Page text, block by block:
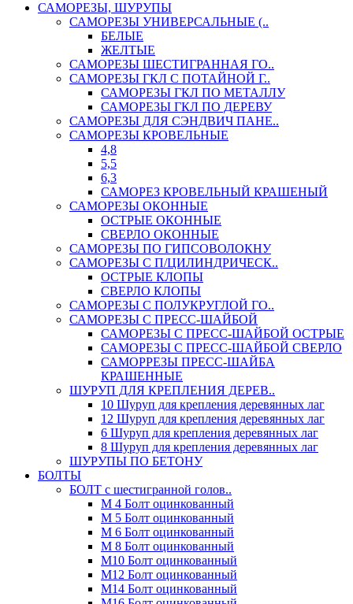
САМОРЕЗЫ, ШУРУПЫ
САМОРЕЗЫ УНИВЕРСАЛЬНЫЕ (..
БЕЛЫЕ
ЖЕЛТЫЕ
САМОРЕЗЫ ШЕСТИГРАННАЯ ГО..
САМОРЕЗЫ ГКЛ С ПОТАЙНОЙ Г..
САМОРЕЗЫ ГКЛ ПО МЕТАЛЛУ
САМОРЕЗЫ ГКЛ ПО ДЕРЕВУ
САМОРЕЗЫ ДЛЯ СЭНДВИЧ ПАНЕ..
САМОРЕЗЫ КРОВЕЛЬНЫЕ
4,8
5,5
6,3
САМОРЕЗ КРОВЕЛЬНЫЙ КРАШЕНЫЙ
САМОРЕЗЫ ОКОННЫЕ
ОСТРЫЕ ОКОННЫЕ
СВЕРЛО ОКОННЫЕ
САМОРЕЗЫ ПО ГИПСОВОЛОКНУ
САМОРЕЗЫ С П/ЦИЛИНДРИЧЕСК..
ОСТРЫЕ КЛОПЫ
СВЕРЛО КЛОПЫ
САМОРЕЗЫ С ПОЛУКРУГЛОЙ ГО..
САМОРЕЗЫ С ПРЕСС-ШАЙБОЙ
САМОРЕЗЫ С ПРЕСС-ШАЙБОЙ ОСТРЫЕ
САМОРЕЗЫ С ПРЕСС-ШАЙБОЙ СВЕРЛО
САМОРРЕЗЫ ПРЕСС-ШАЙБА
КРАШЕННЫЕ
ШУРУП ДЛЯ КРЕПЛЕНИЯ ДЕРЕВ..
10 Шуруп для крепления деревянных лаг
12 Шуруп для крепления деревянных лаг
6 Шуруп для крепления деревянных лаг
8 Шуруп для крепления деревянных лаг
ШУРУПЫ ПО БЕТОНУ
БОЛТЫ
БОЛТ с шестигранной голов..
М 4 Болт оцинкованный
М 5 Болт оцинкованный
М 6 Болт оцинкованный
М 8 Болт оцинкованный
М10 Болт оцинкованный
М12 Болт оцинкованный
М14 Болт оцинкованный